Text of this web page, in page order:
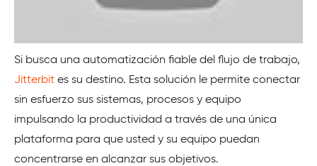
Si busca una automatización fiable del flujo de trabajo,
Jitterbit es su destino. Esta solución le permite conectar
sin esfuerzo sus sistemas, procesos y equipo
impulsando la productividad a través de una única
plataforma para que usted y su equipo puedan
concentrarse en alcanzar sus objetivos.